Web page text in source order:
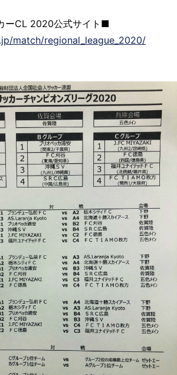
ーCL 2020公式サイト■
match/regional_league_2020/